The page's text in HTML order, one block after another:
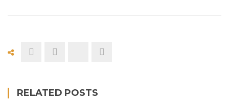
RELATED POSTS